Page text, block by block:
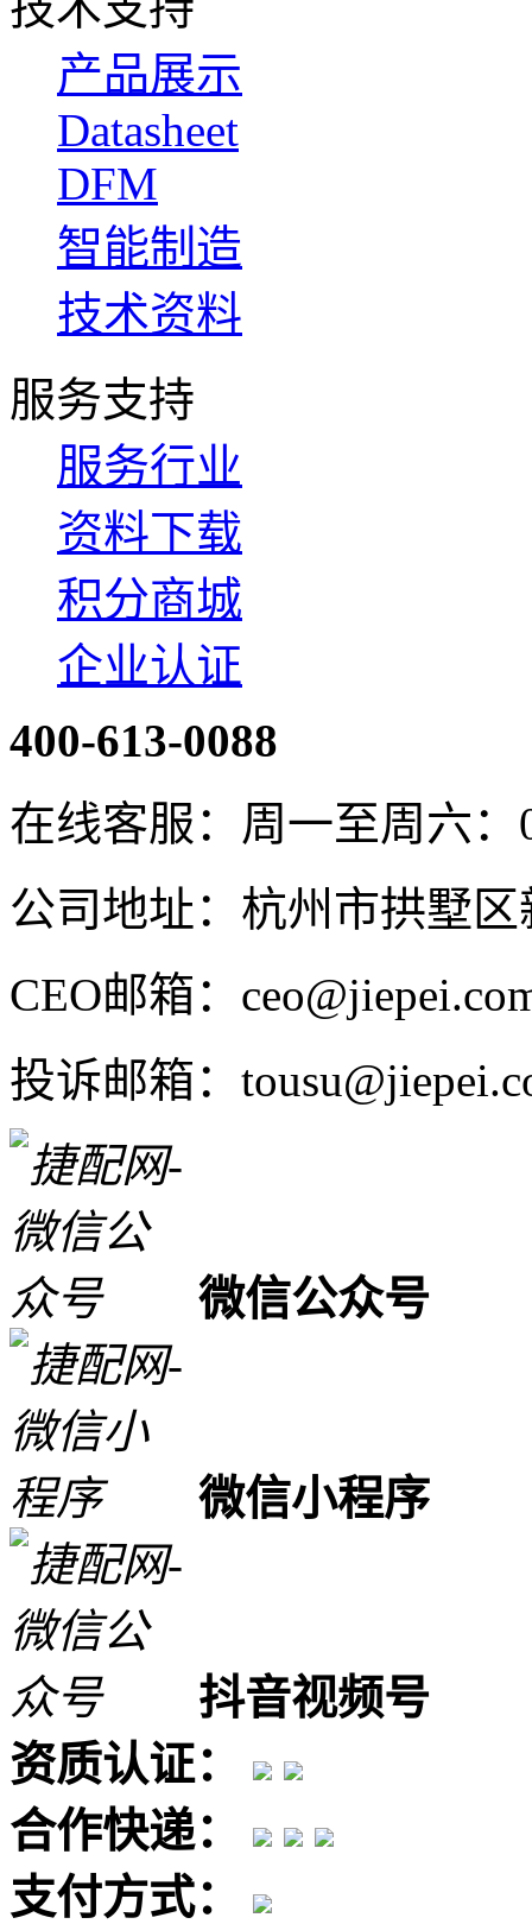
产品展示
Datasheet
DFM
智能制造
技术资料
服务支持
服务行业
资料下载
积分商城
企业认证
400-613-0088
在线客服：周一至周六：
公司地址：杭州市拱墅
CEO邮箱：
投诉邮箱：
微信公众号
微信小程序
抖音视频号
资质认证：
合作快递：
支付方式：